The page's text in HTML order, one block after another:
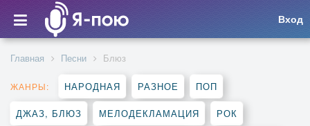
Вход
Главная Песни Блюз
ЖАНРЫ: НАРОДНАЯ РАЗНОЕ ПОП
ДЖАЗ, БЛЮЗ МЕЛОДЕКЛАМАЦИЯ РОК